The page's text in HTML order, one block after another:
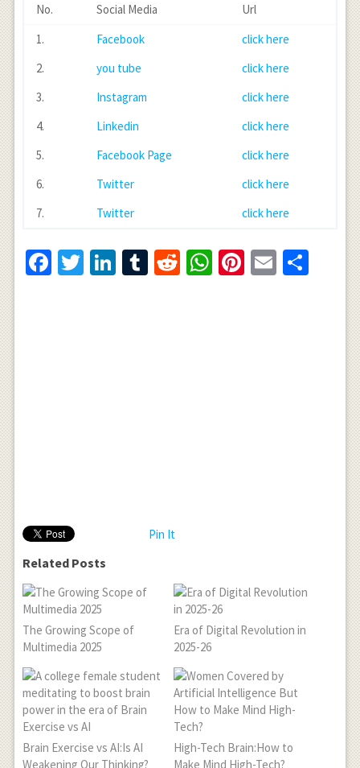
No. Social Media
Url
1.
Facebook
click here
2.
you tube
click here
3.
Instagram
click here
4.
Linkedin
click here
5.
Facebook Page
click here
6.
Twitter
click here
7.
Twitter click here
Facebook
Twitter
LinkedIn
Tumblr
RedditWhatsApp
Pinterest
Email
Pin It
Related Posts
The Growing Scope of
Multimedia 2025
Era of Digital Revolution in
2025-26
Brain Exercise vs AI:Is AI
Weakening Our Thinking?
High-Tech Brain:How to
Make Mind High-Tech?